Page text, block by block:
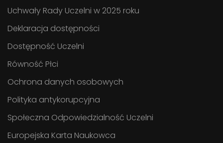
Uchwały Rady Uczelni w 2025 roku
Deklaracja dostępności
Dostępność Uczelni
Równość Płci
Ochrona danych osobowych
Polityka antykorupcyjna
Społeczna Odpowiedzialność Uczelni
Europejska Karta Naukowca